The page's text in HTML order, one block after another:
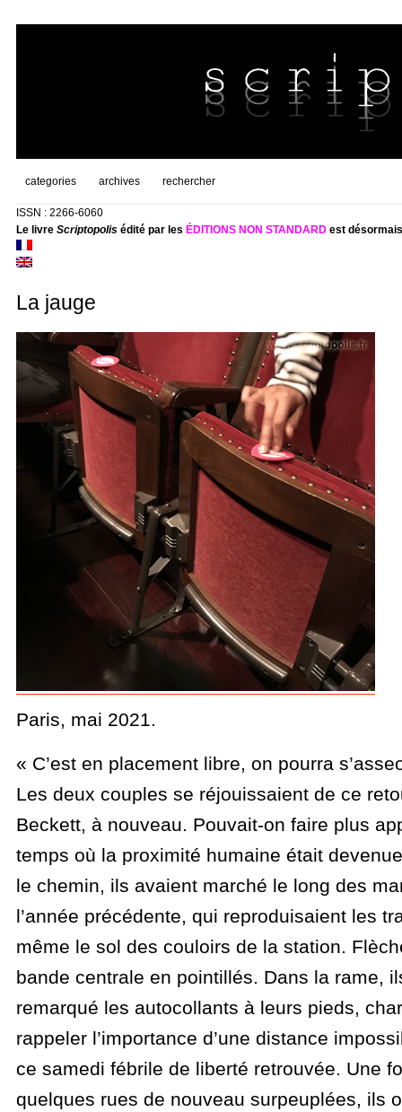
categories archives rechercher
ISSN : 2266-6060
Le livre Scriptopolisédité par les ÉDITIONS NON STANDARDest
La jauge
Paris, mai 2021.
« C’est en placement libre, on pourra
Les deux couples se réjouissaient de ce
Beckett, à nouveau. Pouvait-on faire plus
temps où la proximité humaine était
le chemin, ils avaient marché le long des
l’année précédente, qui reproduisaient les
même le sol des couloirs de la station.
bande centrale en pointillés. Dans la rame,
remarqué les autocollants à leurs pieds,
rappeler l’importance d’une distance
ce samedi fébrile de liberté retrouvée. Une
quelques rues de nouveau surpeuplées, ils